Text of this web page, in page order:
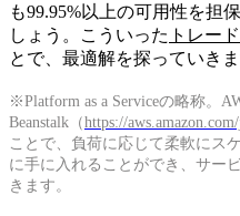
も99.95%以上の可用性を担
しょう。こういった トレー
とで、最適解を探っていきま
※Platform as a Serviceの略称。
Beanstalk（https://
ことで、負荷に応じて柔軟にス
に手に入れることができ、サー
きます。